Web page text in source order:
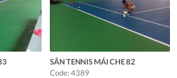
SÂN TENNIS MÁI CHE 82
Code: 4389